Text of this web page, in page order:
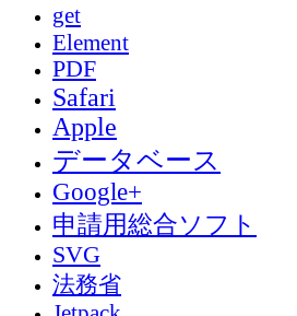
get
Element
PDF
Safari
Apple
データベース
Google+
申請用総合ソフト
SVG
法務省